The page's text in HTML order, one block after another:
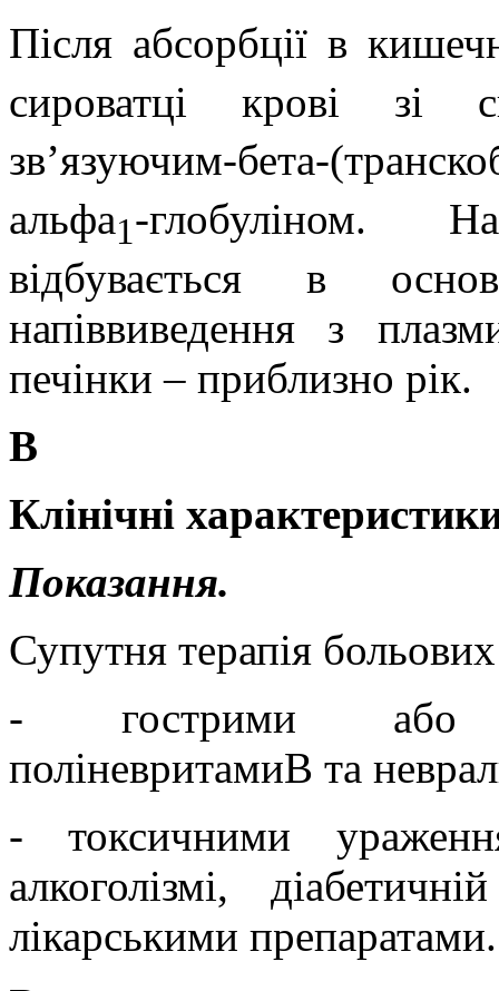
Після абсорбції в
сироватці крові зі
зв’язуючим-бета-
альфа1-глобуліном.
відбувається в
напіввиведення з
печінки – приблизно рік.
В
Клінічні
Показання.
Супутня терапія
- гострими або
поліневритамиВ та
- токсичними
алкоголізмі,
лікарськими препаратами.